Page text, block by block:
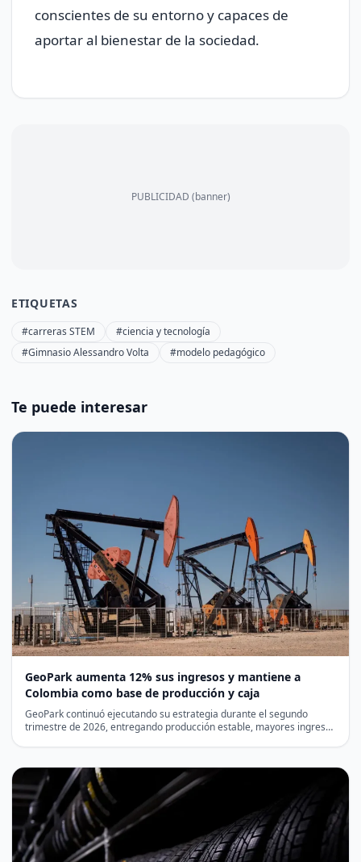
conscientes de su entorno y capaces de
aportar al bienestar de la sociedad.
PUBLICIDAD (banner)
ETIQUETAS
#carreras STEM
#ciencia y tecnología
#Gimnasio Alessandro Volta
#modelo pedagógico
Te puede interesar
GeoPark aumenta 12% sus ingresos y mantiene a
Colombia como base de producción y caja
GeoPark continuó ejecutando su estrategia durante el segundo
trimestre de 2026, entregando producción estable, mayores ingresos